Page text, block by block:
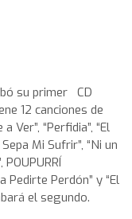
su primer CD
12 canciones de
“Perfidia”, “El
Mi Sufrir”, “Ni un
Pedirte Perdón” y “El
el segundo.